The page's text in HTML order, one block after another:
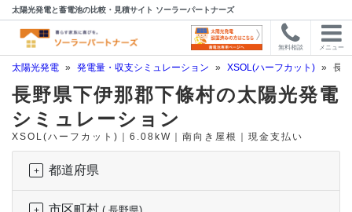
太陽光発電と蓄電池の比較・見積サイト ソーラーパートナーズ
無料相談 メニュー
太陽光発電 » 発電量・収支シミュレーション » XSOL(ハーフカット) » 長
長野県下伊那郡下條村の太陽光発電
シミュレーション
XSOL(ハーフカット)｜6.08kW｜南向き屋根｜現金支払い
都道府県
市区町村